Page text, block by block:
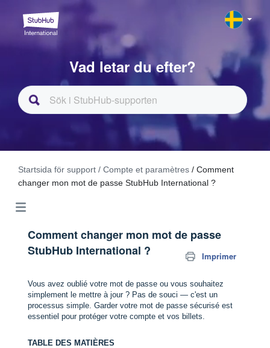
Vad letar du efter?
Startsida för support / Compte et paramètres / Comment
changer mon mot de passe StubHub International ?
Comment changer mon mot de passe
StubHub International ?
Imprimer
Vous avez oublié votre mot de passe ou vous souhaitez
simplement le mettre à jour ? Pas de souci — c'est un
processus simple. Garder votre mot de passe sécurisé est
essentiel pour protéger votre compte et vos billets.
TABLE DES MATIÈRES